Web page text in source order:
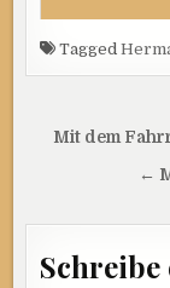
Tagged
Mit dem
←